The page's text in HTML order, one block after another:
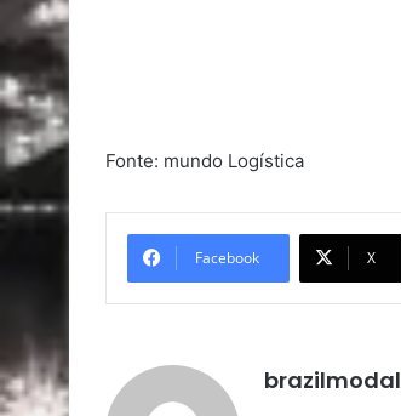
Fonte: mundo Logística
Facebook X
brazilmodal